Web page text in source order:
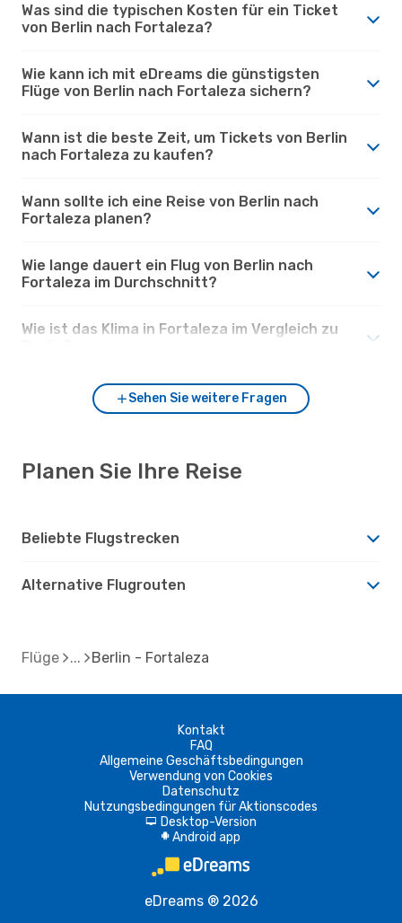
Was sind die typischen Kosten für ein Ticket
von Berlin nach Fortaleza?
Wie kann ich mit eDreams die günstigsten
Flüge von Berlin nach Fortaleza sichern?
Wann ist die beste Zeit, um Tickets von Berlin
nach Fortaleza zu kaufen?
Wann sollte ich eine Reise von Berlin nach
Fortaleza planen?
Wie lange dauert ein Flug von Berlin nach
Fortaleza im Durchschnitt?
Wie ist das Klima in Fortaleza im Vergleich zu
Sehen Sie weitere Fragen
Planen Sie Ihre Reise
Beliebte Flugstrecken
Alternative Flugrouten
Flüge Berlin - Fortaleza
Kontakt
FAQ
Allgemeine Geschäftsbedingungen
Verwendung von Cookies
Datenschutz
Nutzungsbedingungen für Aktionscodes
d Desktop-Version
A Android app
eDreams ® 2026